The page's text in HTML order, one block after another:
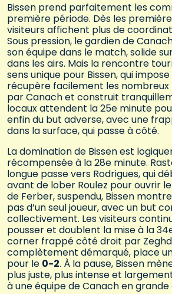
Bissen prend parfaitement les
première période. Dès les
visiteurs affichent plus de
Sous pression, le gardien de
son équipe dans le match, solide
dans les airs. Mais la rencontre
sens unique pour Bissen, qui
récupère facilement les nombreux
par Canach et construit
locaux attendent la 25e minute
enfin du but adverse, avec une
dans la surface, qui passe à côté.
La domination de Bissen est
récompensée à la 28e minute.
longue passe vers Rodrigues, qui
avant de lober Roulez pour ouvrir
de Ferber, suspendu, Bissen
pas d’un seul joueur, avec un but
collectivement. Les visiteurs
pousser et doublent la mise à la
corner frappé côté droit par
complètement démarqué, place
pour le 0-2. À la pause, Bissen
plus juste, plus intense et
à une équipe de Canach en